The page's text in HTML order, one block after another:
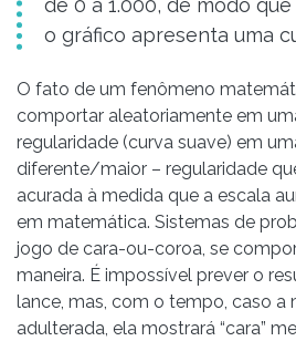
de 0 a 1.000, de modo
o gráfico apresenta uma
O fato de um fenômeno
comportar aleatoriamente em
regularidade (curva suave) em
diferente/maior – regularidade
acurada à medida que a escala
em matemática. Sistemas de
jogo de cara-ou-coroa, se
maneira. É impossível prever o
lance, mas, com o tempo, caso a
adulterada, ela mostrará “cara”